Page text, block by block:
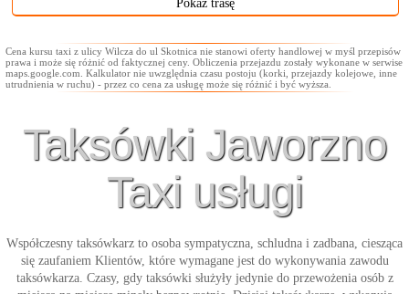
Cena kursu taxi z ulicy Wilcza do ul Skotnica nie stanowi oferty handlowej w myśl przepisów
prawa i może się różnić od faktycznej ceny. Obliczenia przejazdu zostały wykonane w serwise
maps.google.com. Kalkulator nie uwzględnia czasu postoju (korki, przejazdy kolejowe, inne
utrudnienia w ruchu) - przez co cena za usługę może się różnić i być wyższa.
Taksówki Jaworzno
Taxi usługi
Współczesny taksówkarz to osoba sympatyczna, schludna i zadbana, ciesząca
się zaufaniem Klientów, które wymagane jest do wykonywania zawodu
taksówkarza. Czasy, gdy taksówki służyły jedynie do przewożenia osób z